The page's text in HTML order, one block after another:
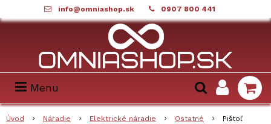
info@omniashop.sk 0907 800 441
Menu
Úvod Náradie Elektrické náradie Ostatné
Pištoľ